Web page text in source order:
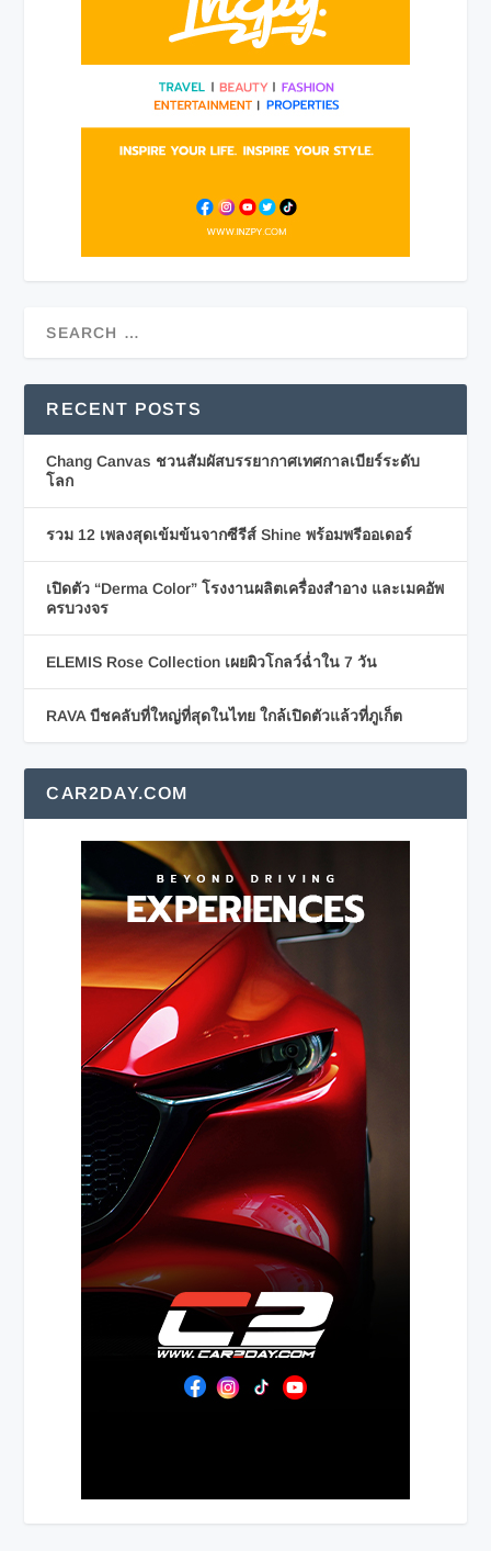
RECENT POSTS
Chang Canvas ชวนสัมผัสบรรยากาศเทศกาลเบียร์ระดับ
โลก
รวม 12 เพลงสุดเข้มข้นจากซีรีส์ Shine พร้อมพรีออเดอร์
เปิดตัว “Derma Color” โรงงานผลิตเครื่องสำอาง และเมคอัพ
ครบวงจร
ELEMIS Rose Collection เผยผิวโกลว์ฉ่ำใน 7 วัน
RAVA บีชคลับที่ใหญ่ที่สุดในไทย ใกล้เปิดตัวแล้วที่ภูเก็ต
CAR2DAY.COM